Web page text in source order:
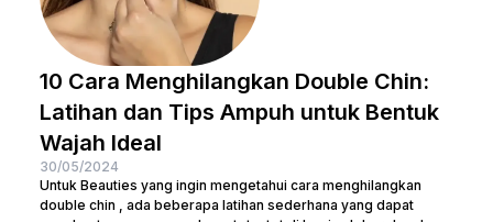
10 Cara Menghilangkan Double Chin:
Latihan dan Tips Ampuh untuk Bentuk
Wajah Ideal
30/05/2024
Untuk Beauties yang ingin mengetahui cara menghilangkan
double chin , ada beberapa latihan sederhana yang dapat